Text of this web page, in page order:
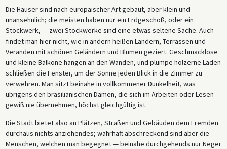
Die Häuser sind nach europäischer Art gebaut, aber klein und
unansehnlich; die meisten haben nur ein Erdgeschoß, oder ein
Stockwerk, — zwei Stockwerke sind eine etwas seltene Sache. Auch
findet man hier nicht, wie in andern heißen Ländern, Terrassen und
Veranden mit schönen Geländern und Blumen geziert. Geschmacklose
und kleine Balkone hängen an den Wänden, und plumpe hölzerne Läden
schließen die Fenster, um der Sonne jeden Blick in die Zimmer zu
verwehren. Man sitzt beinahe in vollkommener Dunkelheit, was
übrigens den brasilianischen Damen, die sich im Arbeiten oder Lesen
gewiß nie übernehmen, höchst gleichgültig ist.
Die Stadt bietet also an Plätzen, Straßen und Gebäuden dem Fremden
durchaus nichts anziehendes; wahrhaft abschreckend sind aber die
Menschen, welchen man begegnet — beinahe durchgehends nur Neger